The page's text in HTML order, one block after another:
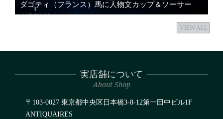
ダゴティ（フランス）馬に人物文カップ＆ソーサー
VIEW ALL
実店舗について
About Shop
〒103-0027 東京都中央区日本橋3-8-12第一田中ビル1F
ANTIQUAIRES